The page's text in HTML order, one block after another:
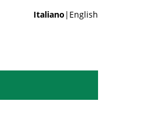
Italiano |English